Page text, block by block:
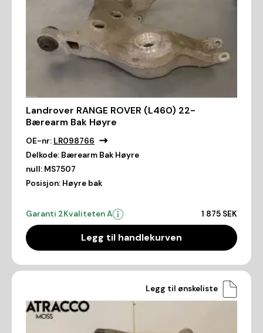
Landrover RANGE ROVER (L460) 22-
Bærearm Bak Høyre
OE-nr: LR098766
Delkode: Bærearm Bak Høyre
null: MS7507
Posisjon: Høyre bak
Garanti 2Kvaliteten A 1 875 SEK
Legg til handlekurven
Legg til ønskeliste